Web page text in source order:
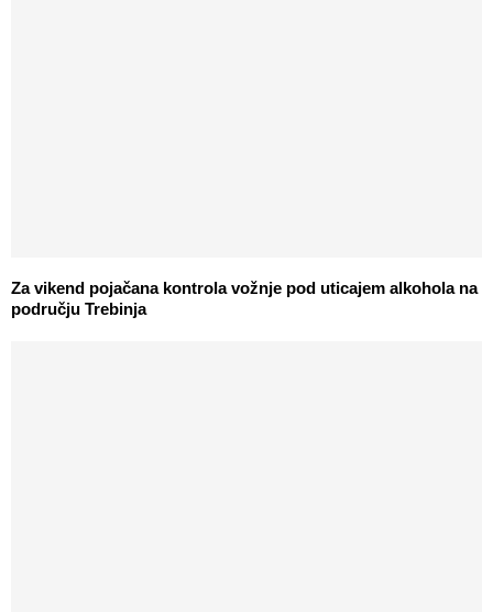
Za vikend pojačana kontrola vožnje pod uticajem alkohola na
području Trebinja